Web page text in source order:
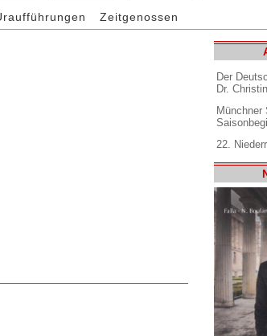
Zeitgenossen
Der
Dr.
Münchner
22.